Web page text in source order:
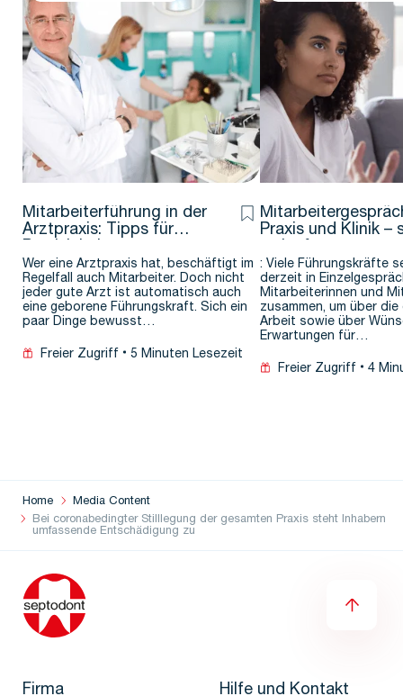
Mitarbeiterführung in der
Arztpraxis: Tipps für
Wer eine Arztpraxis hat, beschäftigt im
Regelfall auch Mitarbeiter. Doch nicht
jeder gute Arzt ist automatisch auch
eine geborene Führungskraft. Sich ein
paar Dinge bewusst…
Freier Zugriff 5 Minuten Lesezeit
Praxis und Klinik –
: Viele Führungskräfte
derzeit in
Mitarbeiterinnen und
zusammen, um über
Arbeit sowie über
Erwartungen für…
Freier Zugriff 4
Home
Media Content
Bei coronabedingter Stilllegung der gesamten Praxis steht Inhabern
umfassende Entschädigung zu
Firma Hilfe und Kontakt